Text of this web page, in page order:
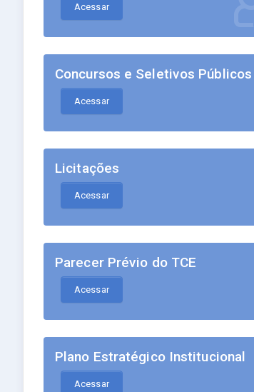
Acessar
Concursos e Seletivos Públicos
Acessar
Licitações
Acessar
Parecer Prévio do TCE
Acessar
Plano Estratégico Institucional
Acessar